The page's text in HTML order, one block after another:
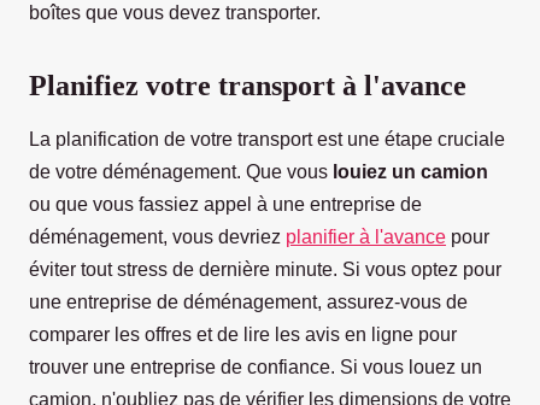
boîtes que vous devez transporter.
Planifiez votre transport à l'avance
La planification de votre transport est une étape cruciale
de votre déménagement. Que vous louiez un camion
ou que vous fassiez appel à une entreprise de
déménagement, vous devriez planifier à l'avance pour
éviter tout stress de dernière minute. Si vous optez pour
une entreprise de déménagement, assurez-vous de
comparer les offres et de lire les avis en ligne pour
trouver une entreprise de confiance. Si vous louez un
camion, n'oubliez pas de vérifier les dimensions de votre